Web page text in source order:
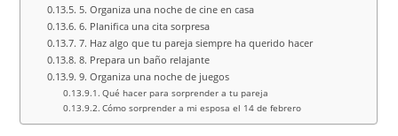
5. Organiza una noche de cine en casa
6. Planifica una cita sorpresa
7. Haz algo que tu pareja siempre ha querido hacer
8. Prepara un baño relajante
9. Organiza una noche de juegos
Qué hacer para sorprender a tu pareja
Cómo sorprender a mi esposa el 14 de febrero